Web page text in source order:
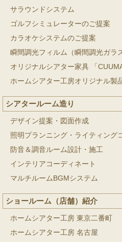
サラウンドシステム
ゴルフシミュレーターのご提案
カラオケシステムのご提案
瞬間調光フィルム（瞬間調光ガラ
オリジナルシアター家具 「
ホームシアター工房オリジナル製
シアタールーム造り
デザイン提案・図面作成
照明プランニング・ライティング
防音＆調音ルーム設計・施工
インテリアコーディネート
マルチルームBGMシステム
ショールーム（店舗）紹介
ホームシアター工房 東京二番町
ホームシアター工房 名古屋